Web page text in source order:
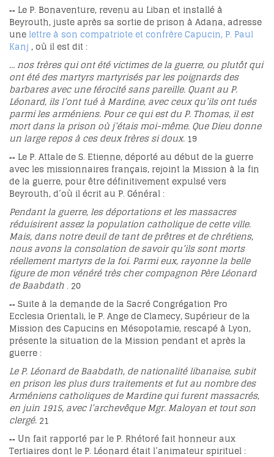
-- Le P. Bonaventure, revenu au Liban et installé à
Beyrouth, juste après sa sortie de prison à Adana, adresse
unelettre à son compatriote et confrère Capucin, P. Paul
Kanj, où il est dit :
… nos frères qui ont été victimes de la guerre, ou plutôt qui
ont été des martyrs martyrisés par les poignards des
barbares avec une férocité sans pareille. Quant au P.
Léonard, ils l’ont tué à Mardine, avec ceux qu’ils ont tués
parmi les arméniens. Pour ce qui est du P. Thomas, il est
mort dans la prison où j’étais moi-même. Que Dieu donne
un large repos à ces deux frères si doux. 19
-- Le P. Attale de S. Etienne, déporté au début de la guerre
avec les missionnaires français, rejoint la Mission à la fin
de la guerre, pour être définitivement expulsé vers
Beyrouth, d’où il écrit au P. Général :
Pendant la guerre, les déportations et les massacres
réduisirent assez la population catholique de cette ville.
Mais, dans notre deuil de tant de prêtres et de chrétiens,
nous avons la consolation de savoir qu’ils sont morts
réellement martyrs de la foi. Parmi eux, rayonne la belle
figure de mon vénéré très cher compagnon Père Léonard
de Baabdath.20
-- Suite à la demande de la Sacré Congrégation Pro
Ecclesia Orientali, le P. Ange de Clamecy, Supérieur de la
Mission des Capucins en Mésopotamie, rescapé à Lyon,
présente la situation de la Mission pendant et après la
guerre :
Le P. Léonard de Baabdath, de nationalité libanaise, subit
en prison les plus durs traitements et fut au nombre des
Arméniens catholiques de Mardine qui furent massacrés,
en juin 1915, avec l’archevêque Mgr. Maloyan et tout son
clergé.21
-- Un fait rapporté par le P. Rhétoré fait honneur aux
Tertiaires dont le P. Léonard était l’animateur spirituel :